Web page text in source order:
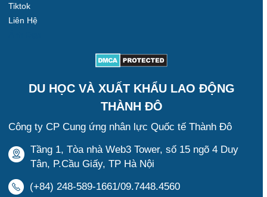
Tiktok
Liên Hệ
DU HỌC VÀ XUẤT KHẨU LAO ĐỘNG
THÀNH ĐÔ
Công ty CP Cung ứng nhân lực Quốc tế Thành Đô
Tầng 1, Tòa nhà Web3 Tower, số 15 ngõ 4 Duy
Tân, P.Cầu Giấy, TP Hà Nội
(+84) 248-589-1661/09.7448.4560